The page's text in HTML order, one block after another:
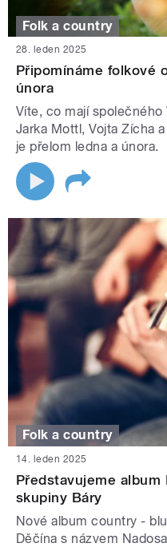
Folk a country
28. leden 2025
Připomínáme folkové
února
Víte, co mají společného
Jarka Mottl, Vojta Zícha
je přelom ledna a února.
Folk a country
14. leden 2025
Představujeme album
skupiny Báry
Nové album country -
Děčína s názvem